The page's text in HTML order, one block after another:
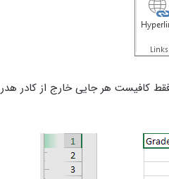
کافیست هر جایی خارج از کادر هدر